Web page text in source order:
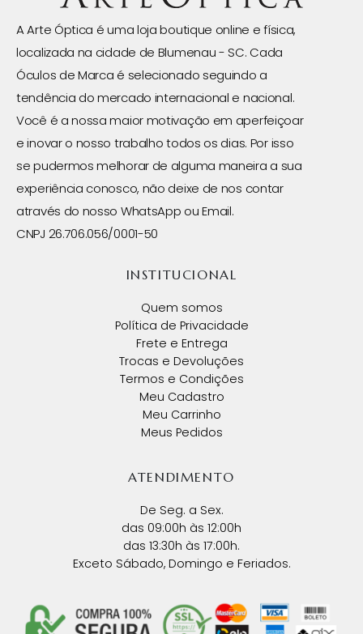
A Arte Óptica é uma loja boutique online e física,
localizada na cidade de Blumenau - SC. Cada
Óculos de Marca é selecionado seguindo a
tendência do mercado internacional e nacional.
Você é a nossa maior motivação em aperfeiçoar
e inovar o nosso trabalho todos os dias. Por isso
se pudermos melhorar de alguma maneira a sua
experiência conosco, não deixe de nos contar
através do nosso WhatsApp ou Email.
CNPJ 26.706.056/0001-50
INSTITUCIONAL
Quem somos
Política de Privacidade
Frete e Entrega
Trocas e Devoluções
Termos e Condições
Meu Cadastro
Meu Carrinho
Meus Pedidos
ATENDIMENTO
De Seg. a Sex.
das 09:00h às 12:00h
das 13:30h às 17:00h.
Exceto Sábado, Domingo e Feriados.